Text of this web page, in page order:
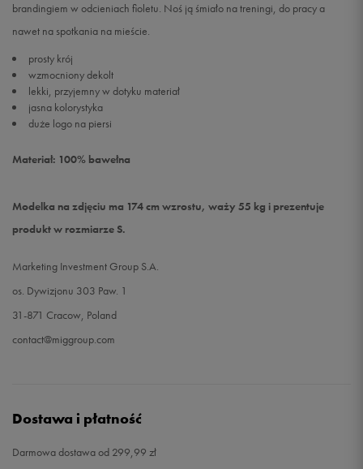
brandingiem w odcieniach fioletu. Noś ją śmiało na treningi, do pracy a
nawet na spotkania na mieście.
prosty krój
wzmocniony dekolt
lekki, przyjemny w dotyku materiał
jasna kolorystyka
duże logo na piersi
Materiał: 100% bawełna
Modelka na zdjęciu ma 174 cm wzrostu, waży 55 kg i prezentuje
produkt w rozmiarze S.
Marketing Investment Group S.A.
os. Dywizjonu 303 Paw. 1
31-871 Cracow, Poland
contact@miggroup.com
Dostawa i płatność
Darmowa dostawa od 299,99 zł